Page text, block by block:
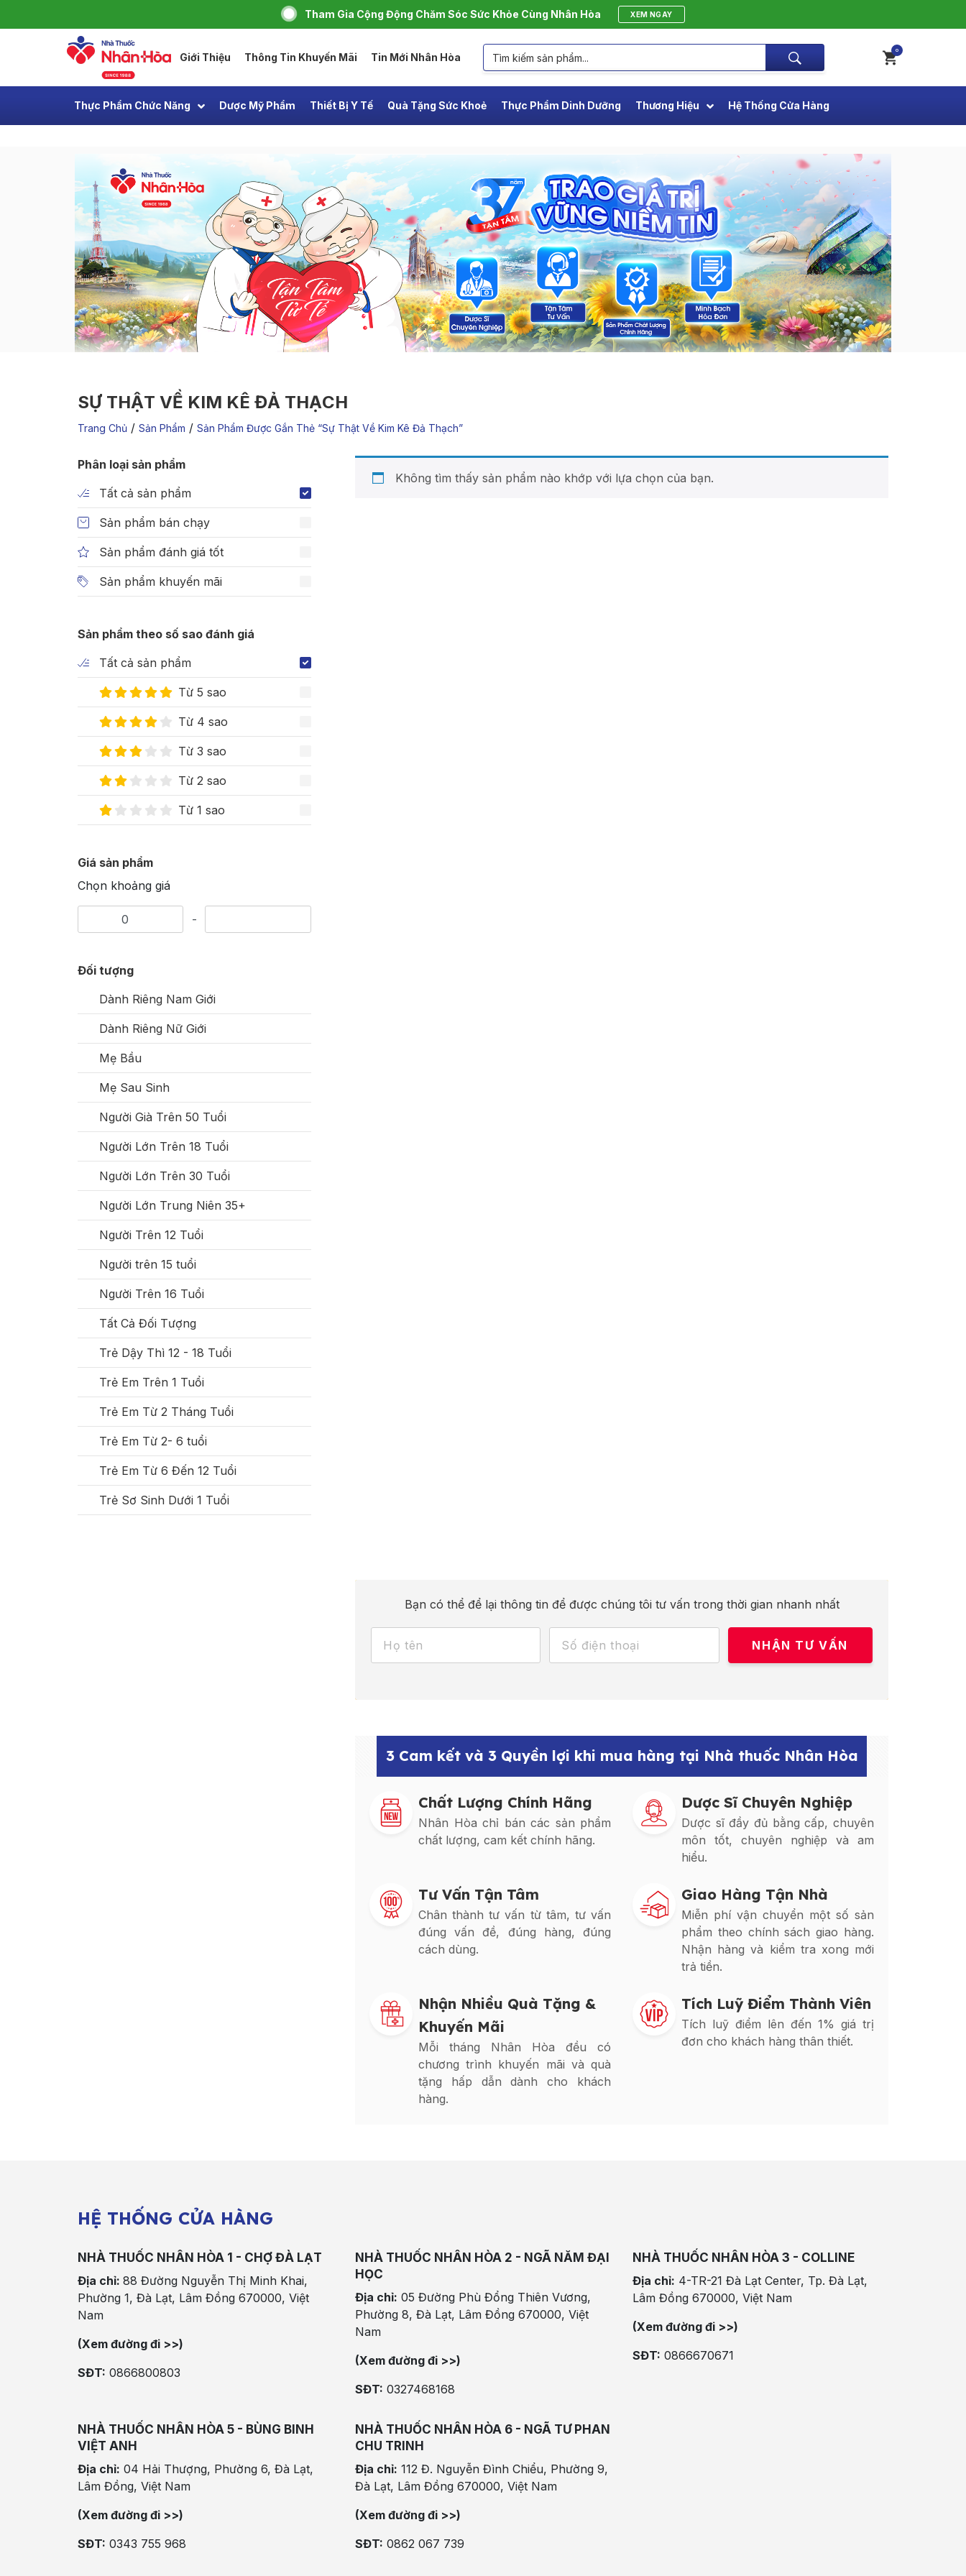
Tham Gia Cộng Động Chăm Sóc Sức Khỏe Cùng Nhân Hòa XEM NGAY
Giới Thiệu Thông Tin Khuyến Mãi Tin Mới Nhân Hòa
0
Thực Phẩm Chức Năng Dược Mỹ Phẩm Thiết Bị Y Tế Quà Tặng Sức Khoẻ Thực Phẩm Dinh Dưỡng Thương Hiệu Hệ Thống Cửa Hàng
SỰ THẬT VỀ KIM KÊ ĐẢ THẠCH
Trang Chủ / Sản Phẩm / Sản Phẩm Được Gắn Thẻ “sự Thật Về Kim Kê Đả Thạch”
Phân loại sản phẩm
Tất cả sản phẩm
Sản phẩm bán chạy
Sản phẩm đánh giá tốt
Sản phẩm khuyến mãi
Sản phẩm theo số sao đánh giá
Tất cả sản phẩm
Từ 5 sao
Từ 4 sao
Từ 3 sao
Từ 2 sao
Từ 1 sao
Giá sản phẩm
Chọn khoảng giá
-
Đối tượng
Dành Riêng Nam Giới
Dành Riêng Nữ Giới
Mẹ Bầu
Mẹ Sau Sinh
Người Già Trên 50 Tuổi
Người Lớn Trên 18 Tuổi
Người Lớn Trên 30 Tuổi
Người Lớn Trung Niên 35+
Người Trên 12 Tuổi
Người trên 15 tuổi
Người Trên 16 Tuổi
Tất Cả Đối Tượng
Trẻ Dậy Thì 12 - 18 Tuổi
Trẻ Em Trên 1 Tuổi
Trẻ Em Từ 2 Tháng Tuổi
Trẻ Em Từ 2- 6 tuổi
Trẻ Em Từ 6 Đến 12 Tuổi
Trẻ Sơ Sinh Dưới 1 Tuổi
Không tìm thấy sản phẩm nào khớp với lựa chọn của bạn.
Bạn có thể để lại thông tin để được chúng tôi tư vấn trong thời gian nhanh nhất
3 Cam kết và 3 Quyền lợi khi mua hàng tại Nhà thuốc Nhân Hòa
Chất Lượng Chính Hãng
Nhân Hòa chỉ bán các sản phẩm
chất lượng, cam kết chính hãng.
Dược Sĩ Chuyên Nghiệp
Dược sĩ đầy đủ bằng cấp, chuyên
môn tốt, chuyên nghiệp và am
hiểu.
Tư Vấn Tận Tâm
Chân thành tư vấn từ tâm, tư vấn
đúng vấn đề, đúng hàng, đúng
cách dùng.
Giao Hàng Tận Nhà
Miễn phí vận chuyển một số sản
phẩm theo chính sách giao hàng.
Nhận hàng và kiểm tra xong mới
trả tiền.
Nhận Nhiều Quà Tặng &
Khuyến Mãi
Mỗi tháng Nhân Hòa đều có
chương trình khuyến mãi và quà
tặng hấp dẫn dành cho khách
hàng.
Tích Luỹ Điểm Thành Viên
Tích luỹ điểm lên đến 1% giá trị
đơn cho khách hàng thân thiết.
HỆ THỐNG CỬA HÀNG
NHÀ THUỐC NHÂN HÒA 1 - CHỢ ĐÀ LẠT
Địa chỉ: 88 Đường Nguyễn Thị Minh Khai,
Phường 1, Đà Lạt, Lâm Đồng 670000, Việt
Nam
(Xem đường đi >>)
SĐT: 0866800803
NHÀ THUỐC NHÂN HÒA 2 - NGÃ NĂM ĐẠI
HỌC
Địa chỉ: 05 Đường Phù Đổng Thiên Vương,
Phường 8, Đà Lạt, Lâm Đồng 670000, Việt
Nam
(Xem đường đi >>)
SĐT: 0327468168
NHÀ THUỐC NHÂN HÒA 3 - COLLINE
Địa chỉ: 4-TR-21 Đà Lạt Center, Tp. Đà Lạt,
Lâm Đồng 670000, Việt Nam
(Xem đường đi >>)
SĐT: 0866670671
NHÀ THUỐC NHÂN HÒA 5 - BÙNG BINH
VIỆT ANH
Địa chỉ: 04 Hải Thượng, Phường 6, Đà Lạt,
Lâm Đồng, Việt Nam
(Xem đường đi >>)
SĐT: 0343 755 968
NHÀ THUỐC NHÂN HÒA 6 - NGÃ TƯ PHAN
CHU TRINH
Địa chỉ: 112 Đ. Nguyễn Đình Chiểu, Phường 9,
Đà Lạt, Lâm Đồng 670000, Việt Nam
(Xem đường đi >>)
SĐT: 0862 067 739